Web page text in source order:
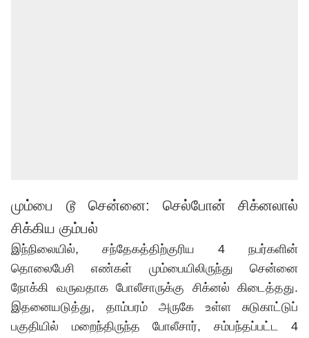
மும்பை டூ சென்னை: செல்போன் சிக்னலால்
சிக்கிய கும்பல்
இந்நிலையில், சந்தேகத்திற்குரிய 4 நபர்களின்
தொலைபேசி எண்கள் மும்பையிலிருந்து சென்னை
நோக்கி வருவதாக போலீசாருக்கு சிக்னல் கிடைத்தது.
இதனையடுத்து, தாம்பரம் அருகே உள்ள சுடுகாட்டுப்
பகுதியில் மறைந்திருந்த போலீசார், சம்பந்தப்பட்ட 4